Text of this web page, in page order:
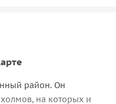
район. Он
на которых и